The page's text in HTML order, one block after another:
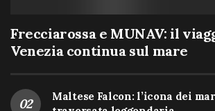
Frecciarossa e MUNAV: il
Venezia continua sul mare
Maltese Falcon: l’icona dei